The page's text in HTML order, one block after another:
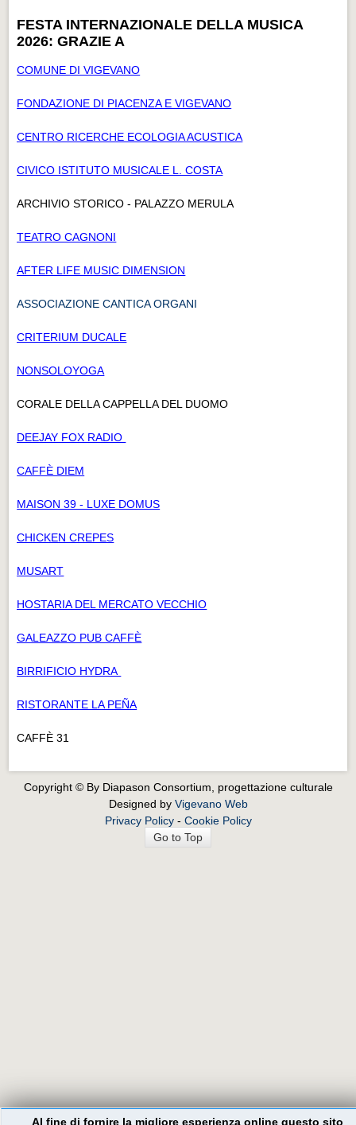
FESTA INTERNAZIONALE DELLA MUSICA
2026: GRAZIE A
COMUNE DI VIGEVANO
FONDAZIONE DI PIACENZA E VIGEVANO
CENTRO RICERCHE ECOLOGIA ACUSTICA
CIVICO ISTITUTO MUSICALE L. COSTA
ARCHIVIO STORICO - PALAZZO MERULA
TEATRO CAGNONI
AFTER LIFE MUSIC DIMENSION
ASSOCIAZIONE CANTICA ORGANI
CRITERIUM DUCALE
NONSOLOYOGA
CORALE DELLA CAPPELLA DEL DUOMO
DEEJAY FOX RADIO
CAFFÈ DIEM
MAISON 39 - LUXE DOMUS
CHICKEN CREPES
MUSART
HOSTARIA DEL MERCATO VECCHIO
GALEAZZO PUB CAFFÈ
BIRRIFICIO HYDRA
RISTORANTE LA PEÑA
CAFFÈ 31
Al fine di fornire la migliore esperienza online questo sito
Copyright © By Diapason Consortium, progettazione culturale
Designed by Vigevano Web
Privacy Policy- Cookie Policy
Go to Top